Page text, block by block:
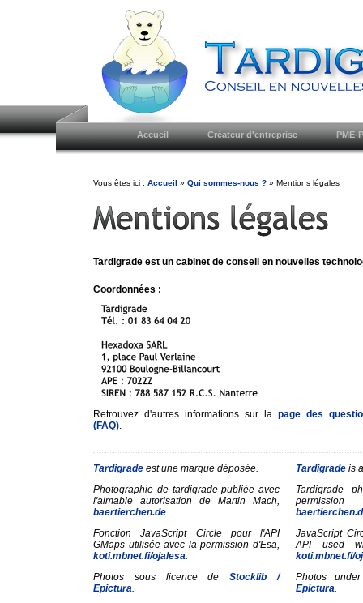
Accueil Créateur d'entreprise PME-
Vous êtes ici : Accueil » Qui sommes-nous ? » Mentions légales
Tardigrade est un cabinet de conseil en nouvelles
Coordonnées :
Retrouvez d'autres informations sur la page des
(FAQ).
Tardigrade est une marque déposée.
Photographie de tardigrade publiée avec
l'aimable autorisation de Martin Mach,
baertierchen.de.
Fonction JavaScript Circle pour l'API
GMaps utilisée avec la permission d'Esa,
koti.mbnet.fi/ojalesa.
Photos sous licence deStocklib /
Epictura.
Tardigrade is
Tardigrade
JavaScript
API used
koti.mbnet.fi/
Photos
Epictura.